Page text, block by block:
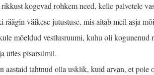
kogevad rohkem need, kelle palvetele
räägin väikese jutustuse, mis aitab meil asja
mõeldud vestlus­ruumi, kuhu oli kogunenud
ütles pisarsilmil.
aastaid tahtnud olla usklik, kuid arvan, et